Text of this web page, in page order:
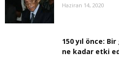
Haziran 14, 2020
150 yıl önce:
ne kadar etki